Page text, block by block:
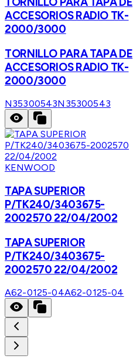
ACCESORIOS RADIO TK-
2000/3000
TORNILLO PARA TAPA DE
ACCESORIOS RADIO TK-
2000/3000
N35300543N35300543
KENWOOD
TAPA SUPERIOR
P/TK240/3403675-
2002570 22/04/2002
TAPA SUPERIOR
P/TK240/3403675-
2002570 22/04/2002
A62-0125-04A62-0125-04